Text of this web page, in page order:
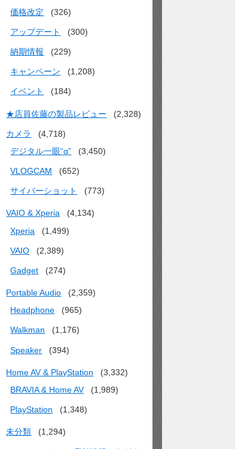
価格改定 (326)
アップデート (300)
納期情報 (229)
キャンペーン (1,208)
イベント (184)
★店員佐藤の製品レビュー (2,328)
カメラ
(4,718)
デジタル一眼“α”
(3,450)
VLOGCAM (652)
サイバーショット (773)
VAIO & Xperia
(4,134)
Xperia
(1,499)
VAIO (2,389)
Gadget (274)
Portable Audio
(2,359)
Headphone
(965)
Walkman (1,176)
Speaker (394)
Home AV & PlayStation
(3,332)
BRAVIA & Home AV
(1,989)
PlayStation (1,348)
未分類 (1,294)